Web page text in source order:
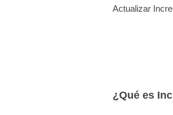
Actualizar
¿Qué es